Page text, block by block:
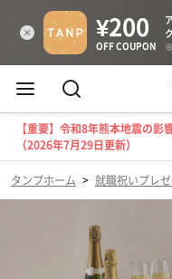
【重要】令和8年熊本地震の
（2026年7月29日更新）
タンプホーム > 就職祝いプレ